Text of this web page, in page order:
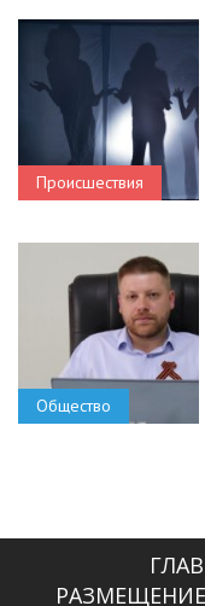
Происшествия
Общество